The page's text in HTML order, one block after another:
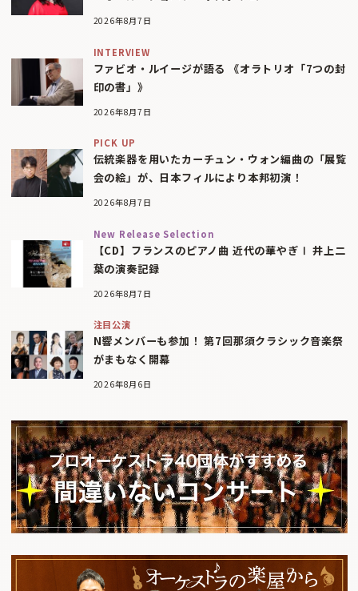
2026年8月7日
INTERVIEW
ファビオ・ルイージが語る 《オラトリオ「7つの封
印の書」》
2026年8月7日
PICK UP
伝統楽器を用いたカーチュン・ウォン編曲の「展覧
会の絵」が、日本フィルにより本邦初演！
2026年8月7日
New Release Selection
【CD】フランスのピアノ曲 近代の華やぎⅠ 井上二
葉の演奏記録
2026年8月7日
注目公演
N響メンバーも参加！ 第7回那須クラシック音楽祭
がまもなく開幕
2026年8月6日